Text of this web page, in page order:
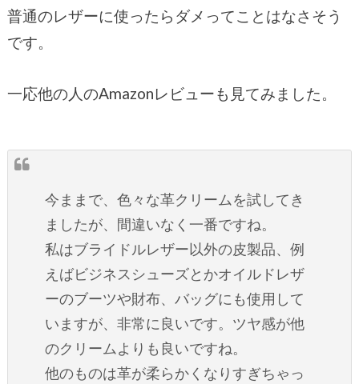
普通のレザーに使ったらダメってことはなさそう
です。
一応他の人のAmazonレビューも見てみました。
今ままで、色々な革クリームを試してき
ましたが、間違いなく一番ですね。
私はブライドルレザー以外の皮製品、例
えばビジネスシューズとかオイルドレザ
ーのブーツや財布、バッグにも使用して
いますが、非常に良いです。ツヤ感が他
のクリームよりも良いですね。
他のものは革が柔らかくなりすぎちゃっ